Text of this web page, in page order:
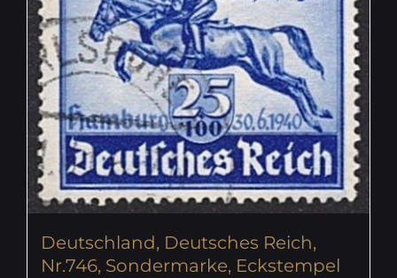
Deutschland, Deutsches Reich,
Nr.746, Sondermarke, Eckstempel